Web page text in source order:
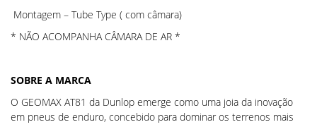
Montagem – Tube Type ( com câmara)
* NÃO ACOMPANHA CÂMARA DE AR *
SOBRE A MARCA
O GEOMAX AT81 da Dunlop emerge como uma joia da inovação
em pneus de enduro, concebido para dominar os terrenos mais